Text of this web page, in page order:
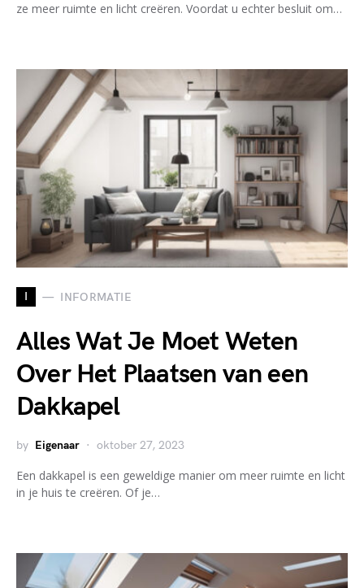
ze meer ruimte en licht creëren. Voordat u echter besluit om…
I INFORMATIE
Alles Wat Je Moet Weten
Over Het Plaatsen van een
Dakkapel
by Eigenaar oktober 27, 2023
Een dakkapel is een geweldige manier om meer ruimte en licht
in je huis te creëren. Of je…